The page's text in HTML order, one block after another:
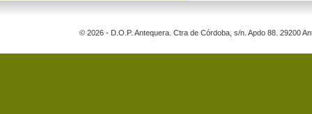
© 2026 - D.O.P. Antequera. Ctra de Córdoba, s/n. Apdo 88. 29200